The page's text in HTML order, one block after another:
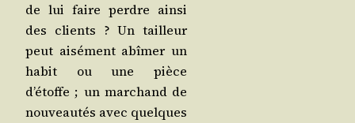
de lui faire perdre ain­si
des clients ? Un tailleur
peut aisé­ment abî­mer un
habit ou une pièce
d’étoffe ; un mar­chand de
nou­veau­tés avec quelques